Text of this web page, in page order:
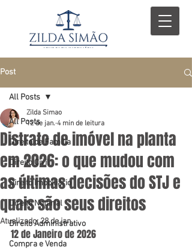
Post
All Posts
Direito de Família
Direito Civil
Direito Imobiliário
Direito Notarial
Direito Administrativo
Compra e Venda
All Posts
Distrato de imóvel na planta
em 2026: o que mudou com
as últimas decisões do STJ e
quais são seus direitos
Zilda Simao
12 de jan. 4 min de leitura
Atualizado:28 de jan.
12 de Janeiro de 2026